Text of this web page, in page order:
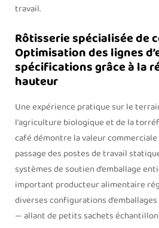
travail.
Rôtisserie spécialisée de
Optimisation des lignes
spécifications grâce à la
hauteur
Une expérience pratique sur le
l'agriculture biologique et de la
café démontre la valeur commerciale
passage des postes de travail
systèmes de soutien d’emballage
important producteur alimentaire
diverses configurations
— allant de petits sachets